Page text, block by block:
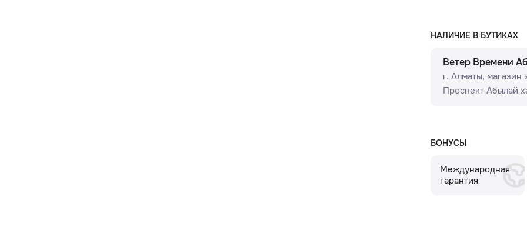
НАЛИЧИЕ В БУТИКАХ
Ветер Времени
г. Алматы, ​магазин
Проспект Абылай
БОНУСЫ
Международная
гарантия